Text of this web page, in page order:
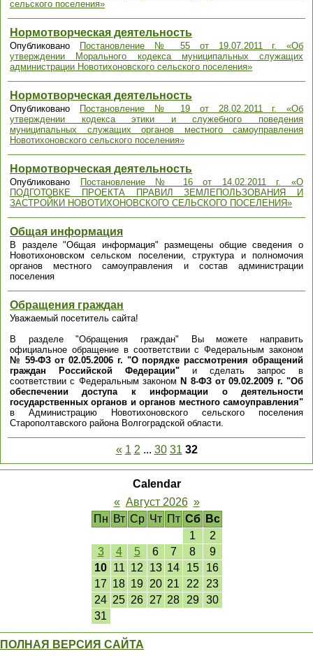
сельского поселения»
Нормотворческая деятельность
Опубликовано
Постановление № 55 от 19.07.2011 г. «Об
утверждении Морального кодекса муниципальных служащих
администрации Новотихоновского сельского поселения»
Нормотворческая деятельность
Опубликовано
Постановление № 19 от 28.02.2011 г. «Об
утверждении кодекса этики и служебного поведения
муниципальных служащих органов местного самоуправления
Новотихоновского сельского поселения»
Нормотворческая деятельность
Опубликовано
Постановление № 16 от 14.02.2011 г. «О
ПОДГОТОВКЕ ПРОЕКТА ПРАВИЛ ЗЕМЛЕПОЛЬЗОВАНИЯ И
ЗАСТРОЙКИ НОВОТИХОНОВСКОГО СЕЛЬСКОГО ПОСЕЛЕНИЯ»
Общая информация
В разделе "Общая информация" размещены общие сведения о
Новотихоновском сельском поселении, структура и полномочия
органов местного самоуправления и состав администрации
поселения
Обращения граждан
Уважаемый посетитель сайта!
В разделе "Обращения граждан" Вы можете направить
официальное обращение в соответствии с Федеральным законом
№ 59-ФЗ от 02.05.2006 г. "О порядке рассмотрения обращений
граждан Российской Федерации" и сделать запрос в
соответствии с Федеральным законом N 8-ФЗ от 09.02.2009 г. "Об
обеспечении доступа к информации о деятельности
государственных органов и органов местного самоуправления"
в Администрацию Новотихоновского сельского поселения
Старополтавского района Волгоградской области.
« 1 2 ... 30 31 32
Calendar
« Август 2026 »
Пн Вт Ср Чт Пт Сб
Вс
1
2
3
4 5 6 7 8
9
10 11 12 13 14 15
16
17 18 19 20 21 22
23
24 25 26 27 28 29
30
31
ПОЛНАЯ ВЕРСИЯ САЙТА